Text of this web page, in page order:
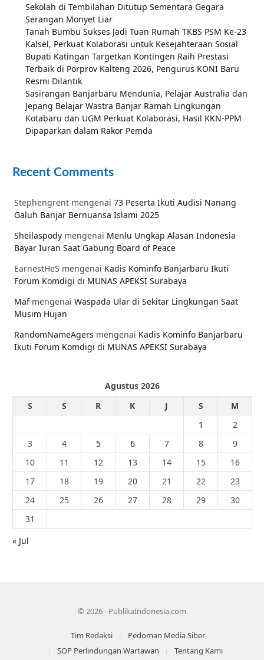
Sekolah di Tembilahan Ditutup Sementara Gegara
Serangan Monyet Liar
Tanah Bumbu Sukses Jadi Tuan Rumah TKBS PSM Ke-23
Kalsel, Perkuat Kolaborasi untuk Kesejahteraan Sosial
Bupati Katingan Targetkan Kontingen Raih Prestasi
Terbaik di Porprov Kalteng 2026, Pengurus KONI Baru
Resmi Dilantik
Sasirangan Banjarbaru Mendunia, Pelajar Australia dan
Jepang Belajar Wastra Banjar Ramah Lingkungan
Kotabaru dan UGM Perkuat Kolaborasi, Hasil KKN-PPM
Dipaparkan dalam Rakor Pemda
Recent Comments
Stephengrent mengenai 73 Peserta Ikuti Audisi Nanang
Galuh Banjar Bernuansa Islami 2025
Sheilaspody mengenai Menlu Ungkap Alasan Indonesia
Bayar Iuran Saat Gabung Board of Peace
EarnestHeS mengenai Kadis Kominfo Banjarbaru Ikuti
Forum Komdigi di MUNAS APEKSI Surabaya
Mafmengenai Waspada Ular di Sekitar Lingkungan Saat
Musim Hujan
RandomNameAgers mengenai Kadis Kominfo Banjarbaru
Ikuti Forum Komdigi di MUNAS APEKSI Surabaya
Agustus 2026
S
S R K J S
M
1
2
3
4 5 6 7 8
9
10
11 12 13 14 15
16
17
18 19 20 21 22
23
24
25 26 27 28 29
30
31
« Jul
© 2026 - PublikaIndonesia.com
Tim Redaksi
Pedoman Media Siber
SOP Perlindungan Wartawan
Tentang Kami